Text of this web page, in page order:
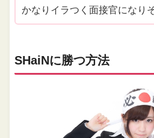
かなりイラつく面接官になり
SHaiNに勝つ方法